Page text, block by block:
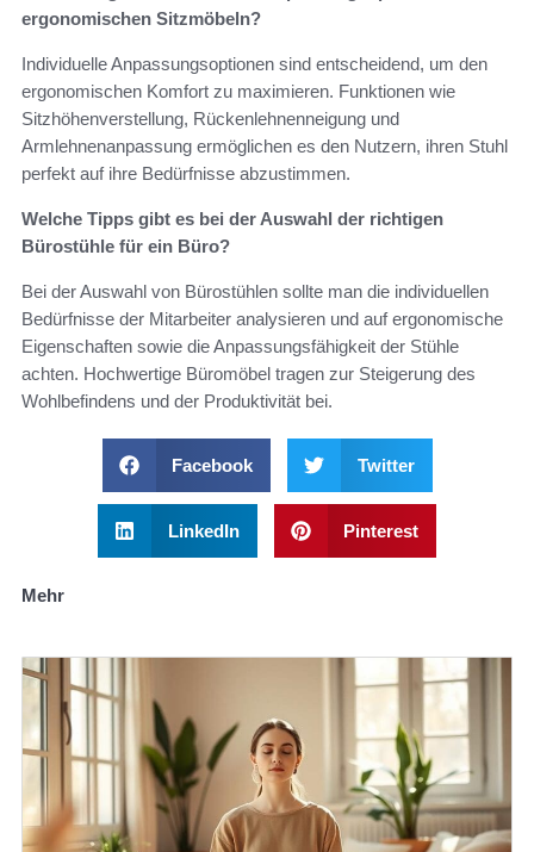
ergonomischen Sitzmöbeln?
Individuelle Anpassungsoptionen sind entscheidend, um den
ergonomischen Komfort zu maximieren. Funktionen wie
Sitzhöhenverstellung, Rückenlehnenneigung und
Armlehnenanpassung ermöglichen es den Nutzern, ihren Stuhl
perfekt auf ihre Bedürfnisse abzustimmen.
Welche Tipps gibt es bei der Auswahl der richtigen
Bürostühle für ein Büro?
Bei der Auswahl von Bürostühlen sollte man die individuellen
Bedürfnisse der Mitarbeiter analysieren und auf ergonomische
Eigenschaften sowie die Anpassungsfähigkeit der Stühle
achten. Hochwertige Büromöbel tragen zur Steigerung des
Wohlbefindens und der Produktivität bei.
Facebook Twitter
LinkedIn Pinterest
Mehr